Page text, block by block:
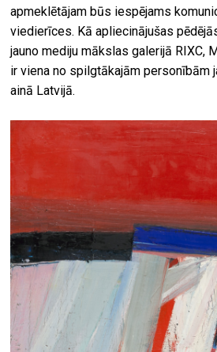
apmeklētājam būs iespējams
viedierīces. Kā apliecinājušas
jauno mediju mākslas galerijā RIXC,
ir viena no spilgtākajām personībām
ainā Latvijā.